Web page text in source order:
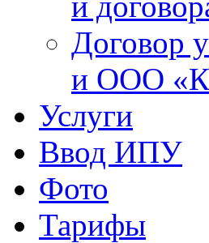
Договор
и ООО
Услуги
Ввод ИПУ
Фото
Тарифы